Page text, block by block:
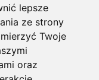
lepsze
ze strony
Twoje
oraz
połączyć
dłużej niż do